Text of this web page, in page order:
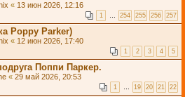
« 13 июн 2026, 12:16
1 … 254 255 256 257
Poppy Parker)
« 12 июн 2026, 17:40
1 2 3 4 5
Поппи Паркер.
« 29 май 2026, 20:53
1 … 19 20 21 22